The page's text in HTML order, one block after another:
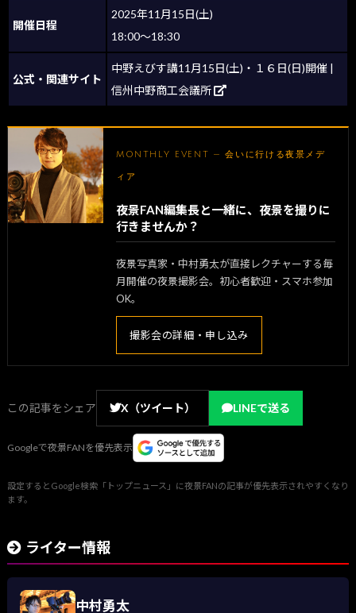
開催日程
2025年11月15日(土)
18:00～18:30
公式・関連サイト
中野えびす講11月15日(土)・１６日(日)開催 |
信州中野商工会議所
MONTHLY EVENT — 会いに行ける夜景メデ
ィア
夜景FAN編集長と一緒に、夜景を撮りに
行きませんか？
夜景写真家・中村勇太が直接レクチャーする毎
月開催の夜景撮影会。初心者歓迎・スマホ参加
OK。
撮影会の詳細・申し込み
この記事をシェア X（ツイート） LINEで送る
Googleで夜景FANを優先表示
設定するとGoogle検索「トップニュース」に夜景FANの記事が優先表示されやすくなり
ます。
ライター情報
中村勇太